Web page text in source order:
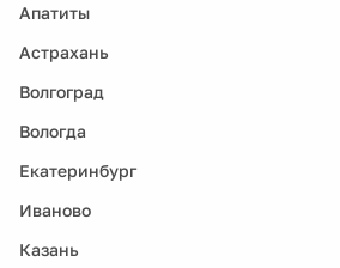
Апатиты
Астрахань
Волгоград
Вологда
Екатеринбург
Иваново
Казань